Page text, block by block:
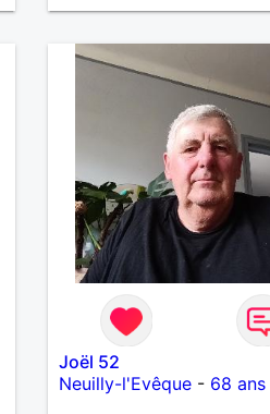
Joël 52
Neuilly-l'Evêque - 68 ans